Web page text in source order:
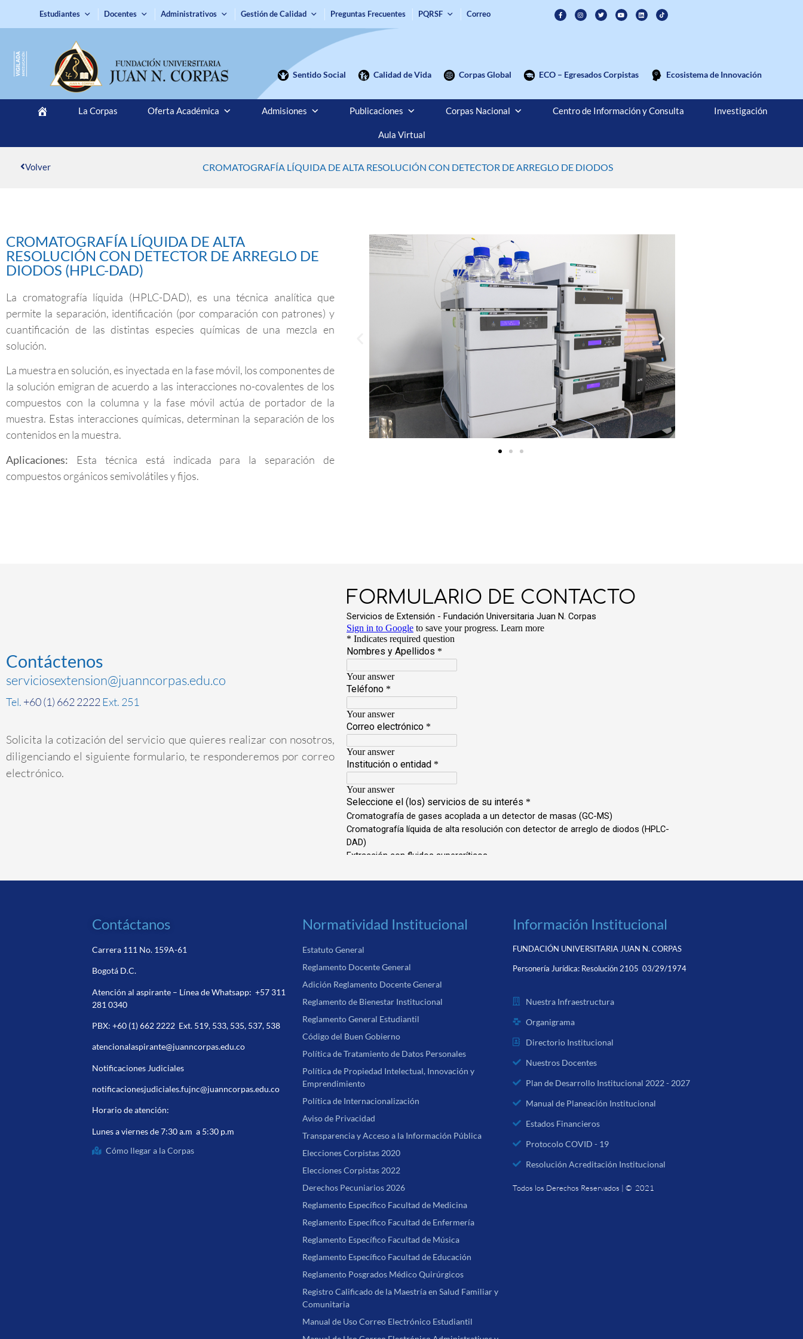
Estudiantes Docentes Administrativos Gestión de Calidad Preguntas Frecuentes PQRSF Correo
Sentido Social Calidad de Vida Corpas Global ECO – Egresados Corpistas Ecosistema de Innovación
La Corpas Oferta Académica Admisiones Publicaciones Corpas Nacional Centro de Información y Consulta Investigación
Aula Virtual
Volver CROMATOGRAFÍA LÍQUIDA DE ALTA RESOLUCIÓN CON DETECTOR DE ARREGLO DE DIODOS
CROMATOGRAFÍA LÍQUIDA DE ALTA
RESOLUCIÓN CON DETECTOR DE ARREGLO DE
DIODOS (HPLC-DAD)
La cromatografía líquida (HPLC-DAD), es una técnica analítica que
permite la separación, identificación (por comparación con patrones) y
cuantificación de las distintas especies químicas de una mezcla en
solución.
La muestra en solución, es inyectada en la fase móvil, los componentes de
la solución emigran de acuerdo a las interacciones no-covalentes de los
compuestos con la columna y la fase móvil actúa de portador de la
muestra. Estas interacciones químicas, determinan la separación de los
contenidos en la muestra.
Aplicaciones: Esta técnica está indicada para la separación de
compuestos orgánicos semivolátiles y fijos.
Contáctenos
serviciosextension@juanncorpas.edu.co
Tel. +60 (1) 662 2222 Ext. 251
Solicita la cotización del servicio que quieres realizar con nosotros,
diligenciando el siguiente formulario, te responderemos por correo
electrónico.
Contáctanos
Carrera 111 No. 159A-61
Bogotá D.C.
Atención al aspirante – Línea de Whatsapp:+57 311
281 0340
PBX:+60 (1) 662 2222 Ext. 519, 533, 535, 537, 538
atencionalaspirante@juanncorpas.edu.co
Notificaciones Judiciales
notificacionesjudiciales.fujnc@juanncorpas.edu.co
Horario de atención:
Lunes a viernes de 7:30 a.m a 5:30 p.m
Cómo llegar a la Corpas
Normatividad Institucional
Estatuto General
Reglamento Docente General
Adición Reglamento Docente General
Reglamento de Bienestar Institucional
Reglamento General Estudiantil
Código del Buen Gobierno
Política de Tratamiento de Datos Personales
Política de Propiedad Intelectual, Innovación y
Emprendimiento
Política de Internacionalización
Aviso de Privacidad
Transparencia y Acceso a la Información Pública
Elecciones Corpistas 2020
Elecciones Corpistas 2022
Derechos Pecuniarios 2026
Reglamento Específico Facultad de Medicina
Reglamento Específico Facultad de Enfermería
Reglamento Específico Facultad de Música
Reglamento Específico Facultad de Educación
Reglamento Posgrados Médico Quirúrgicos
Registro Calificado de la Maestría en Salud Familiar y
Comunitaria
Manual de Uso Correo Electrónico Estudiantil
Información Institucional
FUNDACIÓN UNIVERSITARIA JUAN N. CORPAS
Personería Jurídica: Resolución 2105 03/29/1974
Nuestra Infraestructura
Organigrama
Directorio Institucional
Nuestros Docentes
Plan de Desarrollo Institucional 2022 - 2027
Manual de Planeación Institucional
Estados Financieros
Protocolo COVID - 19
Resolución Acreditación Institucional
Todos los Derechos Reservados | © 2021